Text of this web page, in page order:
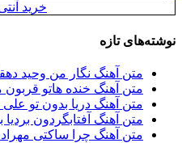
خرید
نوشته‌های تازه
متن آهنگ نگار من وحید
متن آهنگ خنده هاتو قربون
متن آهنگ دریا بدون تو
متن آهنگ آفتابگردون بردیا
متن آهنگ چرا ساکتی